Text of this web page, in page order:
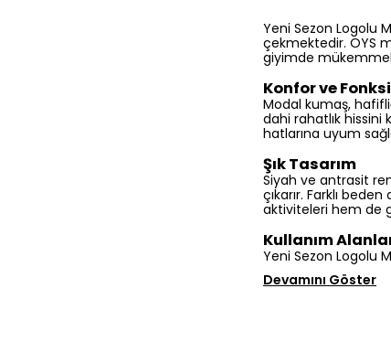
Yeni Sezon Logolu
çekmektedir. OYS
giyimde
Konfor ve
Modal kumaş,
dahi rahatlık
hatlarına uyum
Şık Tasarım
Siyah ve antrasit
çıkarır. Farklı
aktiviteleri hem de
Kullanım
Yeni Sezon Logolu
Devamını Göster